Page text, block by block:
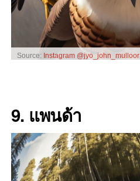
Source: Instagram @jyo_john_mulloor
9. แพนด้า